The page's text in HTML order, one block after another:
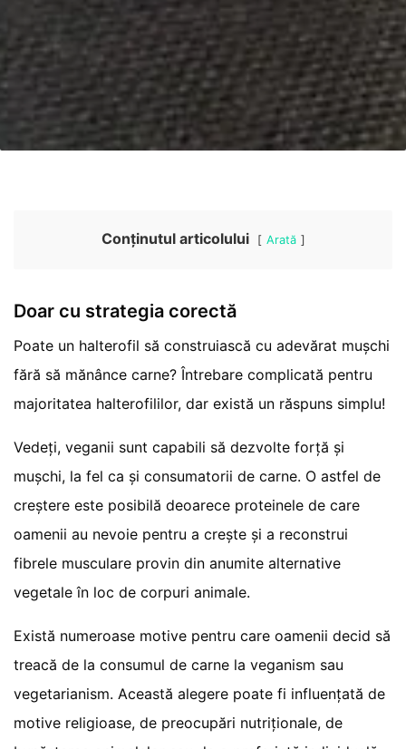
Conținutul articolului Arată
Doar cu strategia corectă
Poate un halterofil să construiască cu adevărat mușchi
fără să mănânce carne? Întrebare complicată pentru
majoritatea halterofililor, dar există un răspuns simplu!
Vedeți, veganii sunt capabili să dezvolte forță și
mușchi, la fel ca și consumatorii de carne. O astfel de
creștere este posibilă deoarece proteinele de care
oamenii au nevoie pentru a crește și a reconstrui
fibrele musculare provin din anumite alternative
vegetale în loc de corpuri animale.
Există numeroase motive pentru care oamenii decid să
treacă de la consumul de carne la veganism sau
vegetarianism. Această alegere poate fi influențată de
motive religioase, de preocupări nutriționale, de